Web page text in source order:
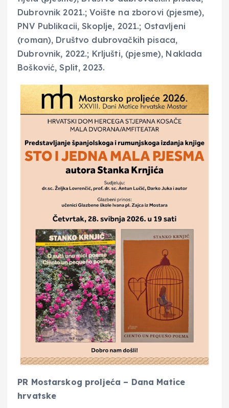
Dubrovnik 2021.; Voište na zborovi (pjesme),
PNV Publikacii, Skoplje, 2021.; Ostavljeni
(roman), Društvo dubrovačkih pisaca,
Dubrovnik, 2022.; Krljušti, (pjesme), Naklada
Bošković, Split, 2023.
PR Mostarskog proljeća – Dana Matice
hrvatske